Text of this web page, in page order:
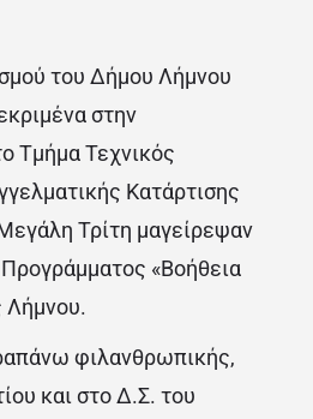
του Δήμου Λήμνου
στην
Τμήμα Τεχνικός
Κατάρτισης
Τρίτη μαγείρεψαν
«Βοήθεια
Λήμνου.
φιλανθρωπικής,
και στο Δ.Σ. του